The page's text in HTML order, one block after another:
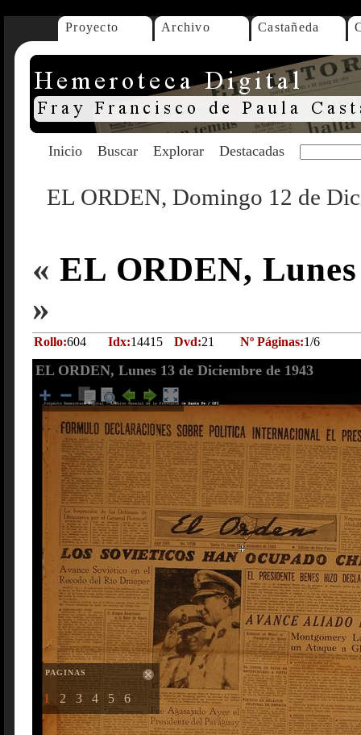
Proyecto Archivo Castañeda
Inicio Buscar Explorar Destacadas
EL ORDEN, Domingo 12 de
« EL ORDEN,
»
Rollo:604 Idx:14415 Dvd:21 Nº Páginas:1/6
EL ORDEN, Lunes 13 de Diciembre de 1943
PAGINAS
1 2 3 4 5 6